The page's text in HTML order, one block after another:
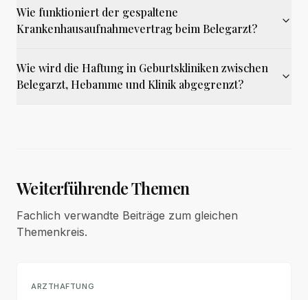
Wie funktioniert der gespaltene
Krankenhausaufnahmevertrag beim Belegarzt?
Wie wird die Haftung in Geburtskliniken zwischen
Belegarzt, Hebamme und Klinik abgegrenzt?
Weiterführende Themen
Fachlich verwandte Beiträge zum gleichen
Themenkreis.
ARZTHAFTUNG